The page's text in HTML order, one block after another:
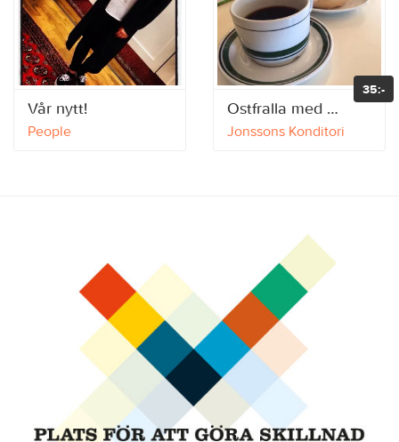
Vår nytt!
People
Ostfralla med kaffe
Jonssons Konditori
35:-